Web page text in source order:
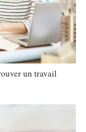
un travail